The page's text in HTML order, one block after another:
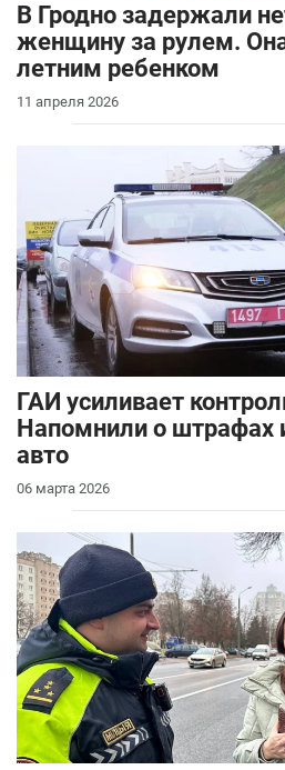
В Гродно задержали
женщину за рулем.
летним ребенком
11 апреля 2026
ГАИ усиливает
Напомнили о штрафах
авто
06 марта 2026